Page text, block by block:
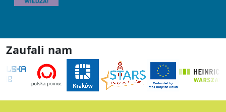
Zaufali nam